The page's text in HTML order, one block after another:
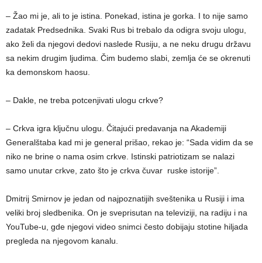
– Žao mi je, ali to je istina. Ponekad, istina je gorka. I to nije samo
zadatak Predsednika. Svaki Rus bi trebalo da odigra svoju ulogu,
ako želi da njegovi dedovi naslede Rusiju, a ne neku drugu državu
sa nekim drugim ljudima. Čim budemo slabi, zemlja će se okrenuti
ka demonskom haosu.
– Dakle, ne treba potcenjivati ulogu crkve?
– Crkva igra ključnu ulogu. Čitajući predavanja na Akademiji
Generalštaba kad mi je general prišao, rekao je: “Sada vidim da se
niko ne brine o nama osim crkve. Istinski patriotizam se nalazi
samo unutar crkve, zato što je crkva čuvar ruske istorije”.
Dmitrij Smirnov je jedan od najpoznatijih sveštenika u Rusiji i ima
veliki broj sledbenika. On je sveprisutan na televiziji, na radiju i na
YouTube-u, gde njegovi video snimci često dobijaju stotine hiljada
pregleda na njegovom kanalu.